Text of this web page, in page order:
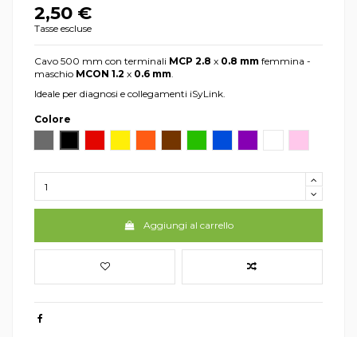
2,50 €
Tasse escluse
Cavo 500 mm con terminali MCP 2.8 x 0.8 mm femmina -
maschio MCON 1.2 x 0.6 mm
Ideale per diagnosi e collegamenti iSyLink.
Colore
Aggiungi al carrello